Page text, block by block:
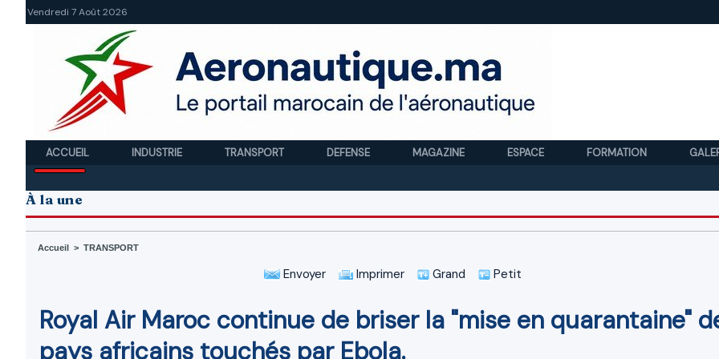
Vendredi 7 Août 2026
ACCUEIL INDUSTRIE TRANSPORT DEFENSE MAGAZINE ESPACE FORMATION
À la une
Accueil > TRANSPORT
Envoyer Imprimer Grand Petit
Royal Air Maroc continue de briser la "mise en quarantaine"
pays africains touchés par Ebola.